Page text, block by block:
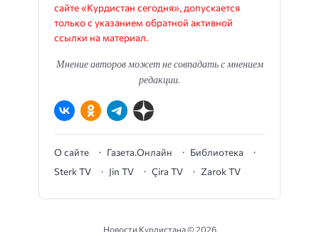
сайте «Курдистан сегодня», допускается
только с указанием обратной активной
ссылки на материал.
Мнение авторов может не совпадать с мнением
редакции.
О сайте Газета.Онлайн
Библиотека
Sterk TV
Jin TV Çira TV Zarok TV
Новости Курдистана ©2026